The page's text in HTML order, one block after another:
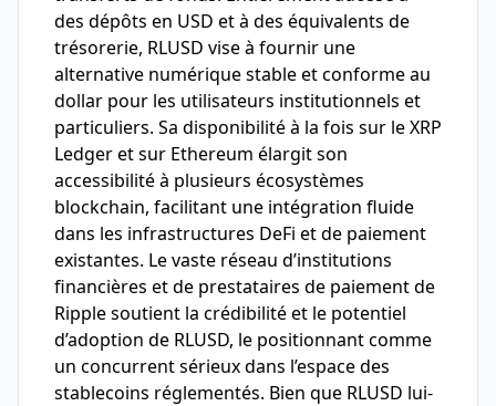
des dépôts en USD et à des équivalents de
trésorerie, RLUSD vise à fournir une
alternative numérique stable et conforme au
dollar pour les utilisateurs institutionnels et
particuliers. Sa disponibilité à la fois sur le XRP
Ledger et sur Ethereum élargit son
accessibilité à plusieurs écosystèmes
blockchain, facilitant une intégration fluide
dans les infrastructures DeFi et de paiement
existantes. Le vaste réseau d’institutions
financières et de prestataires de paiement de
Ripple soutient la crédibilité et le potentiel
d’adoption de RLUSD, le positionnant comme
un concurrent sérieux dans l’espace des
stablecoins réglementés. Bien que RLUSD lui-